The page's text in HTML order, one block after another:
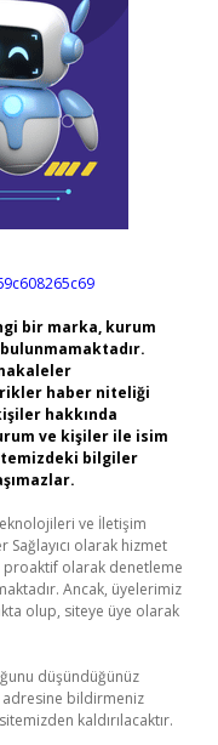
bir marka, kurum
haber niteliği
hakkında
ve kişiler ile isim
bilgiler
ve İletişim
Sağlayıcı olarak hizmet
olarak denetleme
Ancak, üyelerimiz
olup, siteye üye olarak
düşündüğünüz
adresine bildirmeniz
kaldırılacaktır.